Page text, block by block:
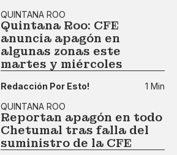
QUINTANA ROO
Quintana Roo: CFE
anuncia apagón en
algunas zonas este
martes y miércoles
Redacción Por Esto!
1 Min
QUINTANA ROO
Reportan apagón en todo
Chetumal tras falla del
suministro de la CFE